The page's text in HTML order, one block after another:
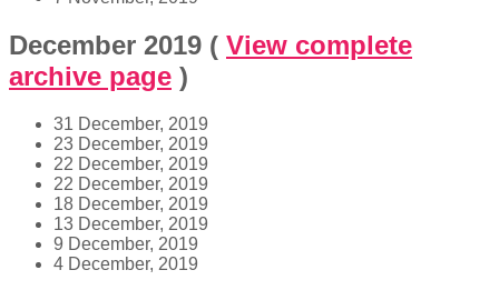
December 2019 ( View complete
archive page )
31 December, 2019
23 December, 2019
22 December, 2019
22 December, 2019
18 December, 2019
13 December, 2019
9 December, 2019
4 December, 2019